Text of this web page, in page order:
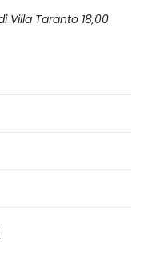
Villa Taranto 18,00